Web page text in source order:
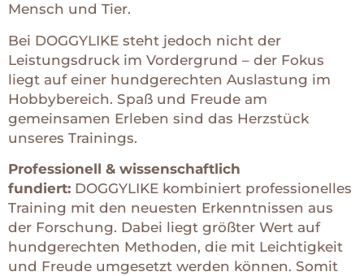
Mensch und Tier.
Bei DOGGYLIKE steht jedoch nicht der
Leistungsdruck im Vordergrund – der Fokus
liegt auf einer hundgerechten Auslastung im
Hobbybereich. Spaß und Freude am
gemeinsamen Erleben sind das Herzstück
unseres Trainings.
Professionell & wissenschaftlich
fundiert: DOGGYLIKE kombiniert professionelles
Training mit den neuesten Erkenntnissen aus
der Forschung. Dabei liegt größter Wert auf
hundgerechten Methoden, die mit Leichtigkeit
und Freude umgesetzt werden können. Somit